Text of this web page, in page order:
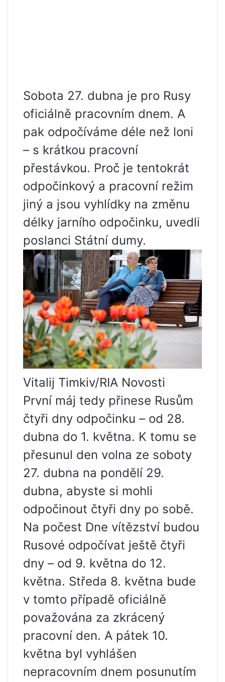
Sobota 27. dubna je pro Rusy
oficiálně pracovním dnem. A
pak odpočíváme déle než loni
– s krátkou pracovní
přestávkou. Proč je tentokrát
odpočinkový a pracovní režim
jiný a jsou vyhlídky na změnu
délky jarního odpočinku, uvedli
poslanci Státní dumy.
Vitalij Timkiv/RIA Novosti
První máj tedy přinese Rusům
čtyři dny odpočinku – od 28.
dubna do 1. května. K tomu se
přesunul den volna ze soboty
27. dubna na pondělí 29.
dubna, abyste si mohli
odpočinout čtyři dny po sobě.
Na počest Dne vítězství budou
Rusové odpočívat ještě čtyři
dny – od 9. května do 12.
května. Středa 8. května bude
v tomto případě oficiálně
považována za zkrácený
pracovní den. A pátek 10.
května byl vyhlášen
nepracovním dnem posunutím